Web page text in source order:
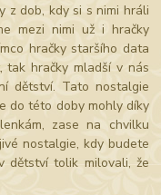
z dob, kdy si s nimi hráli
mezi nimi už i hračky
hračky staršího data
tak hračky mladší v nás
dětství. Tato nostalgie
do této doby mohly díky
zase na chvilku
nostalgie, kdy budete
dětství tolik milovali, že